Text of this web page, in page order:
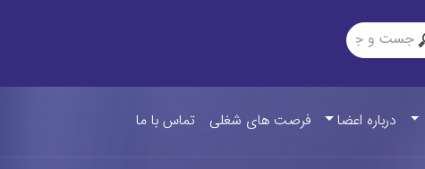
درباره اعضا فرصت های شغلی تماس با ما